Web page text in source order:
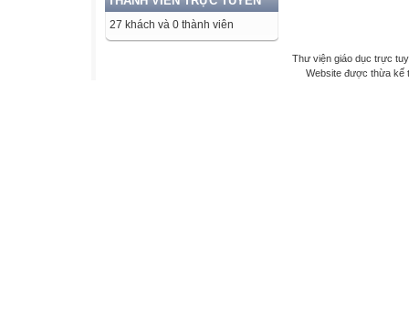
27 khách và 0 thành viên
Thư viện giáo dục trực
Website được thừa kế